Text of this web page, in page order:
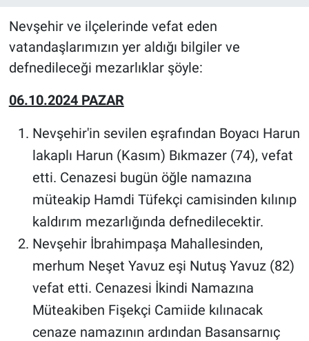
Nevşehir ve ilçelerinde vefat eden
vatandaşlarımızın yer aldığı bilgiler ve
defnedileceği mezarlıklar şöyle:
06.10.2024 PAZAR
Nevşehir'in sevilen eşrafından Boyacı Harun
lakaplı Harun (Kasım) Bıkmazer (74), vefat
etti. Cenazesi bugün öğle namazına
müteakip Hamdi Tüfekçi camisinden kılınıp
kaldırım mezarlığında defnedilecektir.
Nevşehir İbrahimpaşa Mahallesinden,
merhum Neşet Yavuz eşi Nutuş Yavuz (82)
vefat etti. Cenazesi İkindi Namazına
Müteakiben Fişekçi Camiide kılınacak
cenaze namazının ardından Basansarnıç
Teknoloji
Niğde
Kırşehir
Yerel
Genel
Asayiş